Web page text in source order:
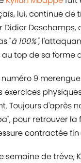
lui, continue de
Didier
"à 100%",
top de sa forme
numéro 9
exercices
Toujours d'après
pour retrouver
contractée
semaine de trêve,